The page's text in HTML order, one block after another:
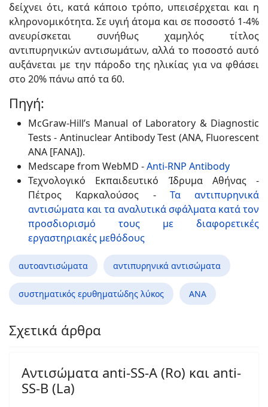
δείχνει ότι, κατά κάποιο τρόπο, υπεισέρχεται και η
κληρονομικότητα. Σε υγιή άτομα και σε ποσοστό 1-4%
ανευρίσκεται συνήθως χαμηλός τίτλος
αντιπυρηνικών αντισωμάτων, αλλά το ποσοστό αυτό
αυξάνεται με την πάροδο της ηλικίας για να φθάσει
στο 20% πάνω από τα 60.
Πηγή:
McGraw-Hill’s Manual of Laboratory & Diagnostic
Tests - Antinuclear Antibody Test (ANA, Fluorescent
ANA [FANA]).
Medscape from WebMD -Anti-RNP Antibody
Τεχνολογικό Εκπαιδευτικό Ίδρυμα Αθήνας -
Πέτρος Καρκαλούσος - Τα αντιπυρηνικά
αντισώματα και τα αναλυτικά σφάλματα κατά τον
προσδιορισμό τους με διαφορετικές
εργαστηριακές μεθόδους
αυτοαντισώματα αντιπυρηνικά αντισώματα
συστηματικός ερυθηματώδης λύκος ANA
Σχετικά άρθρα
Αντισώματα anti-SS-A (Ro) και anti-
SS-B (La)